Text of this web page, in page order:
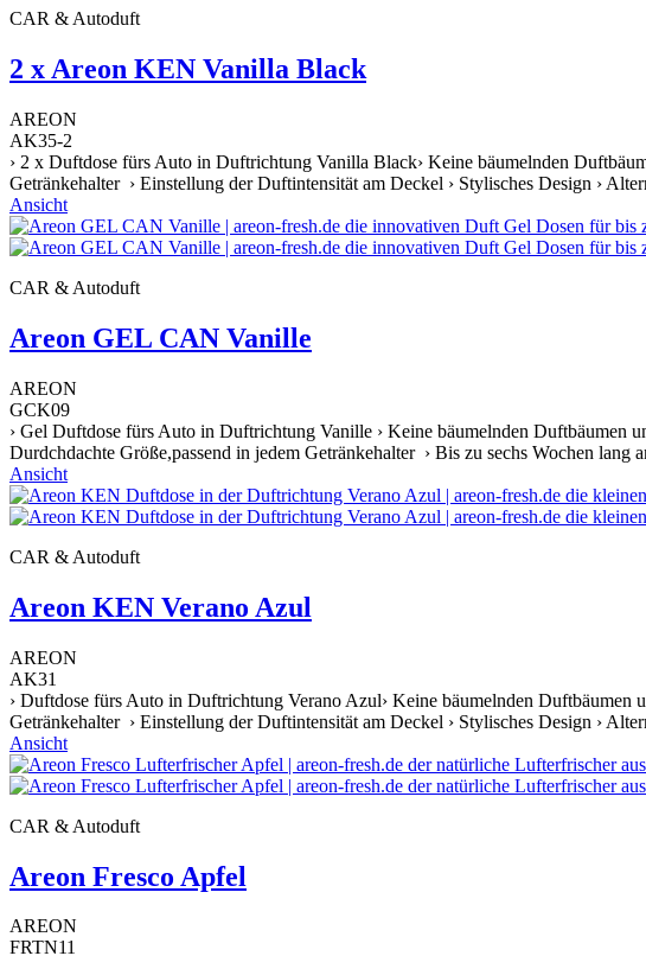
CAR & Autoduft
2 x Areon KEN Vanilla Black
AREON
AK35-2
› 2 x Duftdose fürs Auto in Duftrichtung Vanilla Black› Keine bäumelnden
Getränkehalter › Einstellung der Duftintensität am Deckel › Stylisches Design ›
Ansicht
CAR & Autoduft
Areon GEL CAN Vanille
AREON
GCK09
› Gel Duftdose fürs Auto in Duftrichtung Vanille › Keine bäumelnden Duftbäumen
Durdchdachte Größe,passend in jedem Getränkehalter › Bis zu sechs Wochen
Ansicht
CAR & Autoduft
Areon KEN Verano Azul
AREON
AK31
› Duftdose fürs Auto in Duftrichtung Verano Azul› Keine bäumelnden Duftbäumen
Getränkehalter › Einstellung der Duftintensität am Deckel › Stylisches Design ›
Ansicht
CAR & Autoduft
Areon Fresco Apfel
AREON
FRTN11